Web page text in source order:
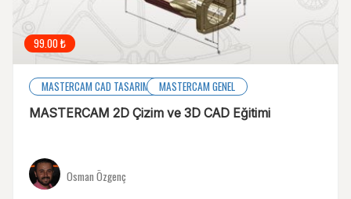
99.00 ₺
MASTERCAM CAD TASARIM MASTERCAM GENEL
MASTERCAM 2D Çizim ve 3D CAD Eğitimi
Osman Özgenç